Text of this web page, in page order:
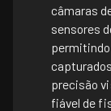
câmaras
sensores
precisão
fiável de